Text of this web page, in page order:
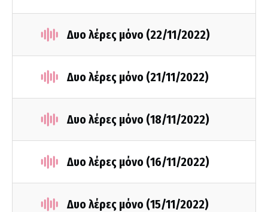
Δυο λέρες μόνο (22/11/2022)
Δυο λέρες μόνο (21/11/2022)
Δυο λέρες μόνο (18/11/2022)
Δυο λέρες μόνο (16/11/2022)
Δυο λέρες μόνο (15/11/2022)